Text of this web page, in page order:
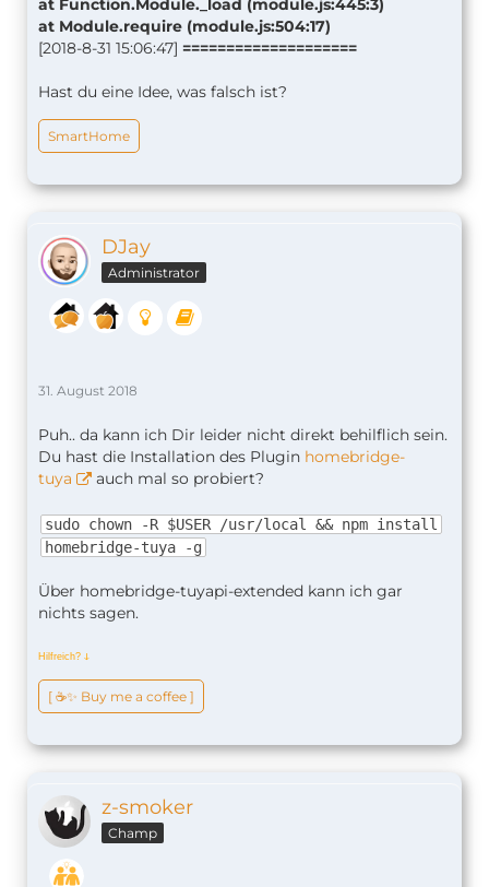
at Function.Module._load (module.js:445:3)
at Module.require (module.js:504:17)
[2018-8-31 15:06:47] ====================
Hast du eine Idee, was falsch ist?
SmartHome
DJay
Administrator
31. August 2018
Puh.. da kann ich Dir leider nicht direkt behilflich sein.
Du hast die Installation des Plugin homebridge-
tuya
auch mal so probiert?
sudo chown -R $USER /usr/local && npm install
homebridge-tuya -g
Über homebridge-tuyapi-extended kann ich gar
nichts sagen.
Hilfreich? ↆ
[ ☕️✨ Buy me a coffee ]
z-smoker
Champ